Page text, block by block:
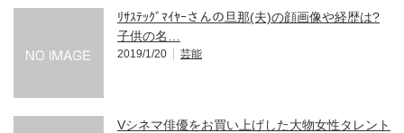
ﾘｻｽﾃｯｸﾞﾏｲﾔｰさんの旦那(夫)の顔画像や経歴は?
子供の名…
2019/1/20 芸能
Vシネマ俳優をお買い上げした大物女性タレント